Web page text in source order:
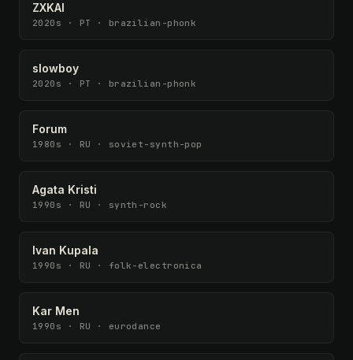
ZXKAI
2020s · PT · brazilian-phonk
slowboy
2020s · PT · brazilian-phonk
Forum
1980s · RU · soviet-synth-pop
Agata Kristi
1990s · RU · synth-rock
Ivan Kupala
1990s · RU · folk-electronica
Kar Men
1990s · RU · eurodance